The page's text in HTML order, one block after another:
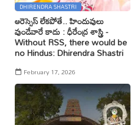
DHIRENDRA SHASTRI
ఆరెస్సెస్ లేకపోతే.. హిందువులు
వుండేవారే కాదు : ధీరేంద్ర శాస్త్రి -
Without RSS, there would be
no Hindus: Dhirendra Shastri
February 17, 2026